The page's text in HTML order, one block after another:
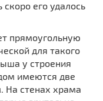
его удалось
прямоугольную
для такого
у строения
имеются две
стенах храма